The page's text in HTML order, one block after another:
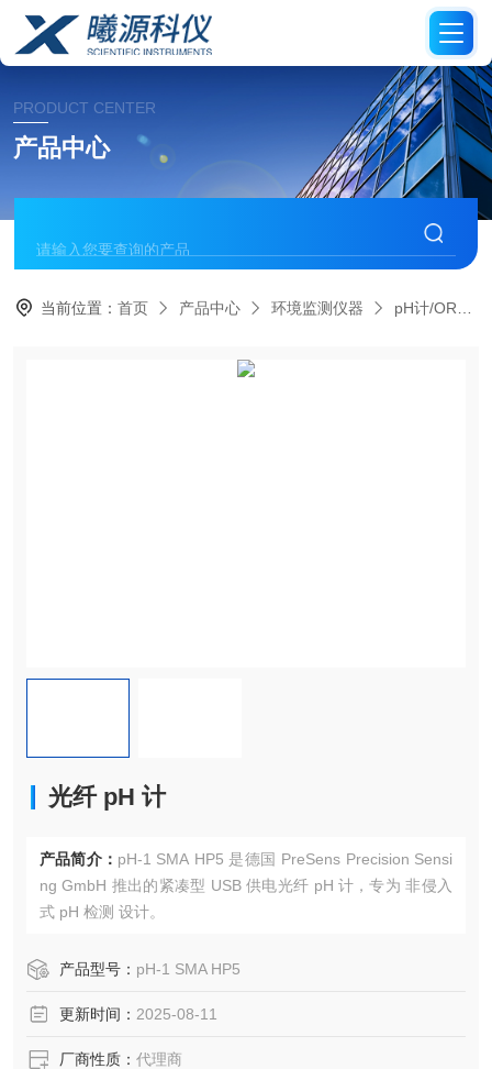
PRODUCT CENTER
产品中心
当前位置：首页 产品中心 环境监测仪器 pH计/ORP
光纤 pH 计
产品简介： pH-1 SMA HP5 是德国 PreSens Precision Sensi
ng GmbH 推出的紧凑型 USB 供电光纤 pH 计，专为 非侵入
式 pH 检测 设计。
产品型号： pH-1 SMA HP5
更新时间： 2025-08-11
厂商性质： 代理商